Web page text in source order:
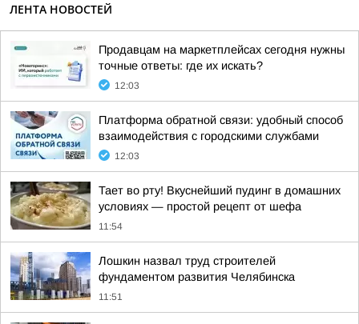
ЛЕНТА НОВОСТЕЙ
Продавцам на маркетплейсах сегодня нужны
точные ответы: где их искать?
12:03
Платформа обратной связи: удобный способ
взаимодействия с городскими службами
12:03
Тает во рту! Вкуснейший пудинг в домашних
условиях — простой рецепт от шефа
11:54
Лошкин назвал труд строителей
фундаментом развития Челябинска
11:51